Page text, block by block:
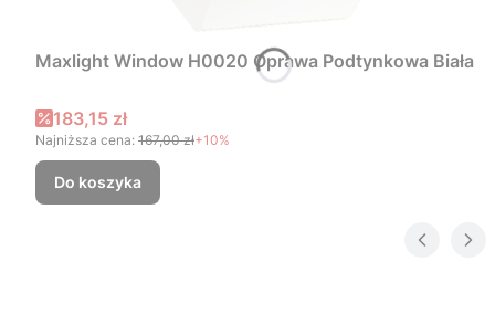
Maxlight Window H0020 Oprawa Podtynkowa Biała
Cena promocyjna
183,15 zł
Najniższa cena: 167,00 zł+10%
Do koszyka